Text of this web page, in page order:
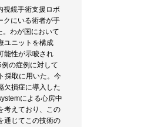
視鏡手術支援ロボ
クにいる術者が手
わが国において
ユニットを構成
能性が示唆され
の症例に対して
採取に用いた。今
欠損症に導入した
による心房中
考えており、この
通じてこの技術の